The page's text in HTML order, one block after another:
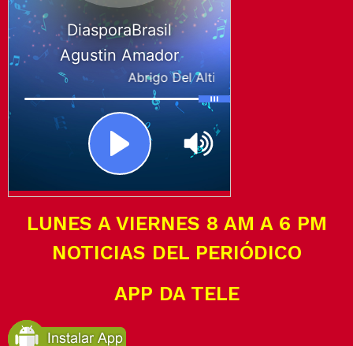
LUNES A VIERNES 8 AM A 6 PM
NOTICIAS DEL PERIÓDICO
APP DA TELE